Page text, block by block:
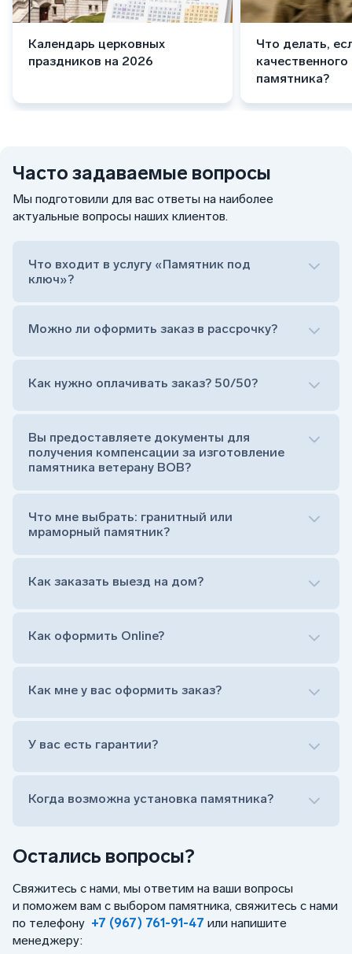
Календарь церковных
праздников на 2026
Что делать,
памятника?
Остались вопросы?
Свяжитесь с нами, мы ответим на ваши вопросы
и поможем вам с выбором памятника, свяжитесь с нами
по телефону +7 (967) 761-91-47 или напишите
менеджеру:
Часто задаваемые вопросы
Мы подготовили для вас ответы на наиболее
актуальные вопросы наших клиентов.
Что входит в услугу «Памятник под
ключ»?
Сам комплект памятника:
Тумба (постамент, на который при помощи
штыря устанавливается стела)
Цветник (обрамление могилки, бывает, что
Обработка и сверловка комплекта
Расположение символа веры (крестик или
на символ веры или вовсе портрет не рисовать)
прописной)
Можно ли оформить заказ в рассрочку?
Как нужно оплачивать заказ? 50/50?
Вы предоставляете документы для
получения компенсации за изготовление
памятника ветерану ВОВ?
Что мне выбрать: гранитный или
мраморный памятник?
Как заказать выезд на дом?
Оформить заказ удаленно (online)
Заказать бесплатный выезд менеджера на дом
Как оформить Online?
Оформить заказ удаленно (online)
Заказать бесплатный выезд менеджера на дом
Как мне у вас оформить заказ?
У вас есть гарантии?
Когда возможна установка памятника?